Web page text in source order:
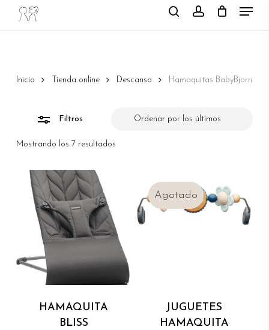
Skip
searchaccount
Menu
Inicio Tienda online Descanso Hamaquitas BabyBjorn
Filtros
Mostrando los 7 resultadosOrdenado
HAMAQUITA
BLISS
JUGUETES
HAMAQUITA